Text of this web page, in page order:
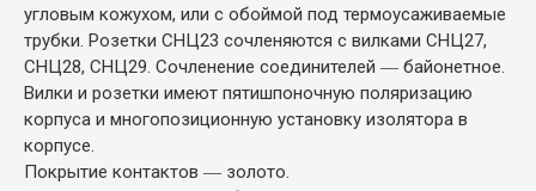
угловым кожухом, или с обоймой под термоусаживаемые
трубки. Розетки СНЦ23 сочленяются с вилками СНЦ27,
СНЦ28, СНЦ29. Сочленение соединителей ― байонетное.
Вилки и розетки имеют пятишпоночную поляризацию
корпуса и многопозиционную установку изолятора в
корпусе.
Покрытие контактов ― золото.